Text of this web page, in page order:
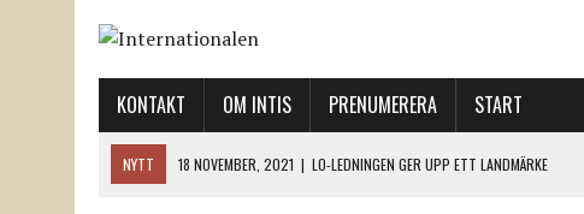
KONTAKT OM INTIS PRENUMERERA START
NYTT 12 NOVEMBER, 2021 | ETT STEG TILL VÄNSTER OCH TVÅ TILL HÖGER